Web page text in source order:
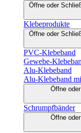
Öffne oder
Klebeprodukte
Öffne oder
PVC-Klebeband
Gewebe-
Alu-Klebeband
Alu-Klebeband
Öffne
Schrumpfbänder
Öffne